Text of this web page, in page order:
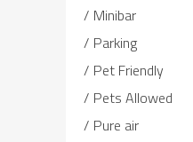
Minibar
Parking
Pet Friendly
Pets Allowed
Pure air